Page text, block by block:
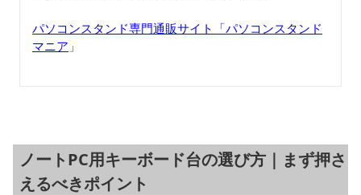
パソコンスタンド専門通販サイト「パソコンスタンド
マニア 」
ノートPC用キーボード台の選び方｜まず押さ
えるべきポイント